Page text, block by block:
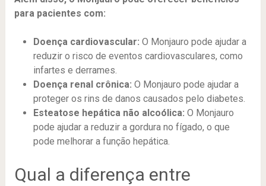
para pacientes com:
Doença cardiovascular: O Monjauro pode ajudar a
reduzir o risco de eventos cardiovasculares, como
infartes e derrames.
Doença renal crônica: O Monjauro pode ajudar a
proteger os rins de danos causados pelo diabetes.
Esteatose hepática não alcoólica: O Monjauro
pode ajudar a reduzir a gordura no fígado, o que
pode melhorar a função hepática.
Qual a diferença entre